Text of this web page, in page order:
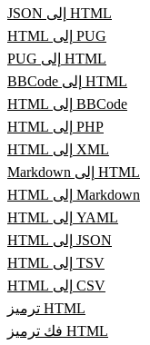
JSON إلى HTML
HTML إلى PUG
PUG إلى HTML
BBCode إلى HTML
HTML إلى BBCode
HTML إلى PHP
HTML إلى XML
Markdown إلى HTML
HTML إلى Markdown
HTML إلى YAML
HTML إلى JSON
HTML إلى TSV
HTML إلى CSV
ترميز HTML
فك ترميز HTML